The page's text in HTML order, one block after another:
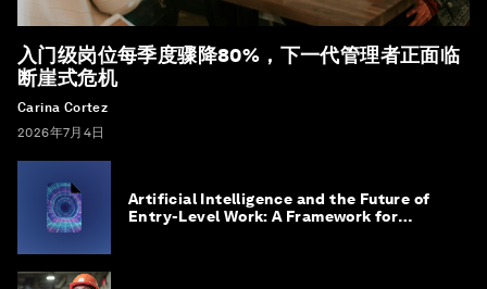
入门级岗位每季度骤降80%，下一代管理者正面临
断崖式危机
Carina Cortez
2026年7月4日
Artificial Intelligence and the Future of
Entry-Level Work: A Framework for